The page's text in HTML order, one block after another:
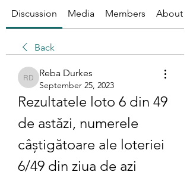
Discussion Media Members About
Back
Reba Durkes
Reba Durkes
September 25, 2023
Rezultatele loto 6 din 49
de astăzi, numerele
câștigătoare ale loteriei
6/49 din ziua de azi